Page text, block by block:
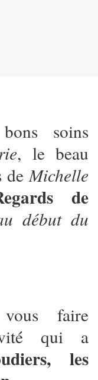
soins
, le beau
deMichelle
de
début du
faire
qui a
les